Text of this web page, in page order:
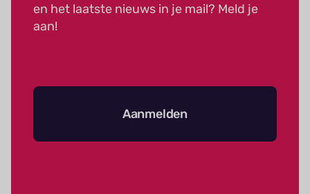
en het laatste nieuws in je mail? Meld je
aan!
Aanmelden